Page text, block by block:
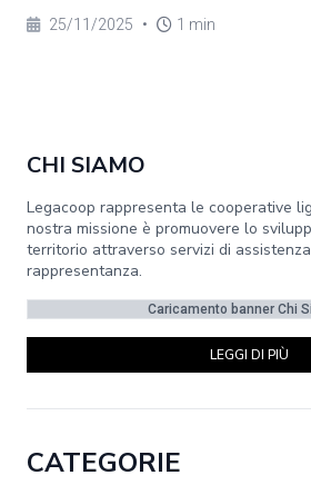
25/11/2025 • 1 min
CHI SIAMO
Legacoop rappresenta le cooperative
nostra missione è promuovere lo
territorio attraverso servizi di
rappresentanza.
Caricamento banner Chi
LEGGI DI PIÙ
CATEGORIE